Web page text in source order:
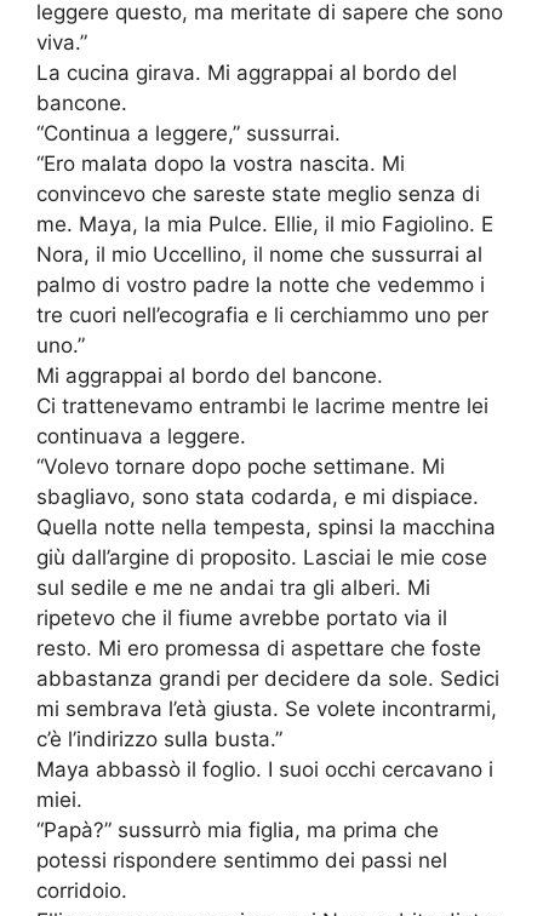
leggere questo, ma meritate di sapere che sono
viva.”
La cucina girava. Mi aggrappai al bordo del
bancone.
“Continua a leggere,” sussurrai.
“Ero malata dopo la vostra nascita. Mi
convincevo che sareste state meglio senza di
me. Maya, la mia Pulce. Ellie, il mio Fagiolino. E
Nora, il mio Uccellino, il nome che sussurrai al
palmo di vostro padre la notte che vedemmo i
tre cuori nell’ecografia e li cerchiammo uno per
uno.”
Mi aggrappai al bordo del bancone.
Ci trattenevamo entrambi le lacrime mentre lei
continuava a leggere.
“Volevo tornare dopo poche settimane. Mi
sbagliavo, sono stata codarda, e mi dispiace.
Quella notte nella tempesta, spinsi la macchina
giù dall’argine di proposito. Lasciai le mie cose
sul sedile e me ne andai tra gli alberi. Mi
ripetevo che il fiume avrebbe portato via il
resto. Mi ero promessa di aspettare che foste
abbastanza grandi per decidere da sole. Sedici
mi sembrava l’età giusta. Se volete incontrarmi,
c’è l’indirizzo sulla busta.”
Maya abbassò il foglio. I suoi occhi cercavano i
miei.
“Papà?” sussurrò mia figlia, ma prima che
potessi rispondere sentimmo dei passi nel
corridoio.